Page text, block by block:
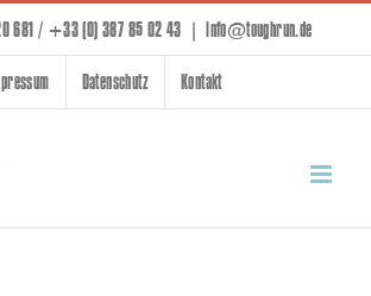
681 / +33 (0) 387 85 02 43 | info@toughrun.de
Datenschutz Kontakt